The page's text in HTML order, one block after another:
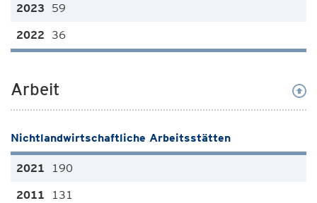
59
36
Arbeit
Nichtlandwirtschaftliche Arbeitsstätten
190
131